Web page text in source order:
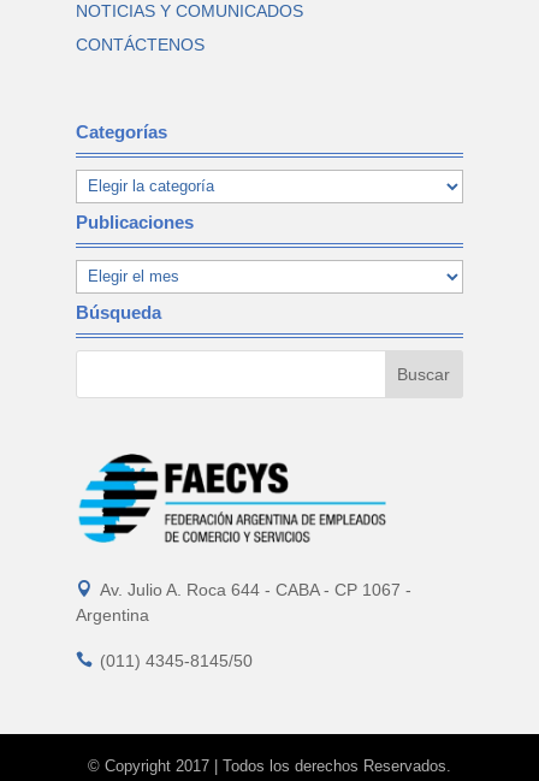
NOTICIAS Y COMUNICADOS
CONTÁCTENOS
Categorías
Publicaciones
Búsqueda
 Av. Julio A. Roca 644 - CABA - CP 1067 -
Argentina
 (011) 4345-8145/50
© Copyright 2017 | Todos los derechos Reservados.